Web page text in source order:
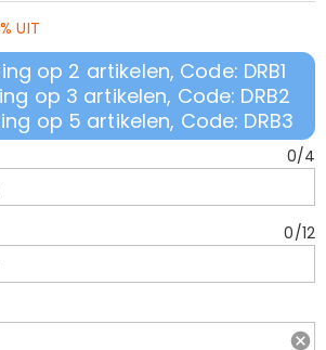
UIT
op 2 artikelen, Code: DRB1
op 3 artikelen, Code: DRB2
op 5 artikelen, Code: DRB3
0/4
0/12